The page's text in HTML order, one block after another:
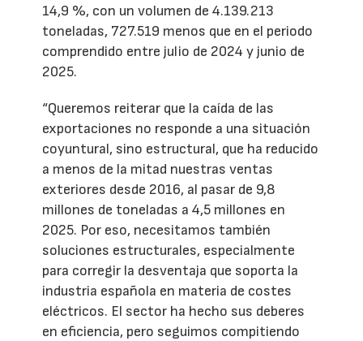
14,9 %, con un volumen de 4.139.213
toneladas, 727.519 menos que en el periodo
comprendido entre julio de 2024 y junio de
2025.
“Queremos reiterar que la caída de las
exportaciones no responde a una situación
coyuntural, sino estructural, que ha reducido
a menos de la mitad nuestras ventas
exteriores desde 2016, al pasar de 9,8
millones de toneladas a 4,5 millones en
2025. Por eso, necesitamos también
soluciones estructurales, especialmente
para corregir la desventaja que soporta la
industria española en materia de costes
eléctricos. El sector ha hecho sus deberes
en eficiencia, pero seguimos compitiendo